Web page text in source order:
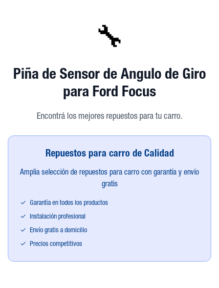
🔧
Piña de Sensor de Angulo de Giro
para Ford Focus
Encontrá los mejores repuestos para tu carro.
Repuestos para carro de Calidad
Amplia selección de repuestos para carro con garantía y envío
gratis
✓
Garantía en todos los productos
✓
Instalación profesional
✓
Envío gratis a domicilio
✓
Precios competitivos